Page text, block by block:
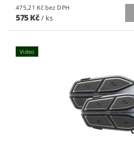
475,21 Kč bez DPH
575 Kč / ks
Video